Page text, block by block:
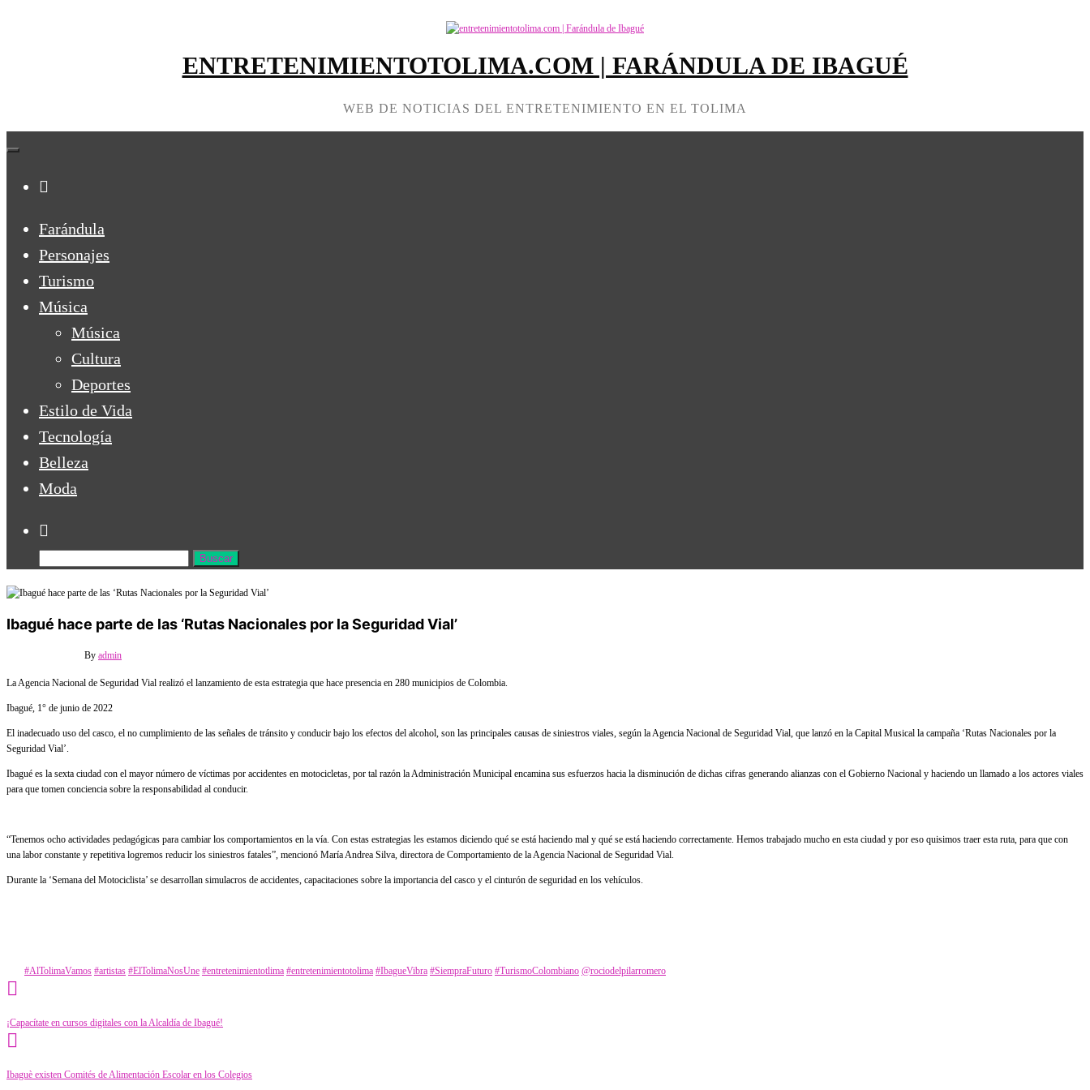
ENTRETENIMIENTOTOLIMA.COM | FARÁNDULA DE IBAGUÉ
WEB DE NOTICIAS DEL ENTRETENIMIENTO EN EL TOLIMA
Farándula
Personajes
Turismo
Música
Música
Cultura
Deportes
Estilo de Vida
Tecnología
Belleza
Moda
Ibagué hace parte de las ‘Rutas Nacionales por la Seguridad Vial’
By admin
La Agencia Nacional de Seguridad Vial realizó el lanzamiento de esta estrategia que hace presencia en 280 municipios de Colombia.
Ibagué, 1° de junio de 2022
El inadecuado uso del casco, el no cumplimiento de las señales de tránsito y conducir bajo los efectos del alcohol, son las principales causas de siniestros viales, según la Agencia Nacional de Seguridad Vial, que lanzó en la Capital Musical la campaña ‘Rutas Nacionales por la
Seguridad Vial’.
Ibagué es la sexta ciudad con el mayor número de víctimas por accidentes en motocicletas, por tal razón la Administración Municipal encamina sus esfuerzos hacia la disminución de dichas cifras generando alianzas con el Gobierno Nacional y haciendo un llamado a los actores viales
para que tomen conciencia sobre la responsabilidad al conducir.
“Tenemos ocho actividades pedagógicas para cambiar los comportamientos en la vía. Con estas estrategias les estamos diciendo qué se está haciendo mal y qué se está haciendo correctamente. Hemos trabajado mucho en esta ciudad y por eso quisimos traer esta ruta, para que con
una labor constante y repetitiva logremos reducir los siniestros fatales”, mencionó María Andrea Silva, directora de Comportamiento de la Agencia Nacional de Seguridad Vial.
Durante la ‘Semana del Motociclista’ se desarrollan simulacros de accidentes, capacitaciones sobre la importancia del casco y el cinturón de seguridad en los vehículos.
#AlTolimaVamos #artistas #ElTolimaNosUne #entretenimientotlima #entretenimientotolima #IbagueVibra #SiempraFuturo #TurismoColombiano @rociodelpilarromero
¡Capacítate en cursos digitales con la Alcaldía de Ibagué!
Ibaguè existen Comités de Alimentación Escolar en los Colegios